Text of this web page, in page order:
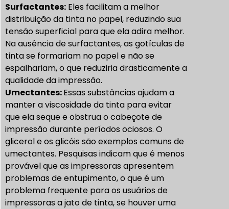
Surfactantes: Eles facilitam a melhor
distribuição da tinta no papel, reduzindo sua
tensão superficial para que ela adira melhor.
Na ausência de surfactantes, as gotículas de
tinta se formariam no papel e não se
espalhariam, o que reduziria drasticamente a
qualidade da impressão.
Umectantes:Essas substâncias ajudam a
manter a viscosidade da tinta para evitar
que ela seque e obstrua o cabeçote de
impressão durante períodos ociosos. O
glicerol e os glicóis são exemplos comuns de
umectantes. Pesquisas indicam que é menos
provável que as impressoras apresentem
problemas de entupimento, o que é um
problema frequente para os usuários de
impressoras a jato de tinta, se houver uma